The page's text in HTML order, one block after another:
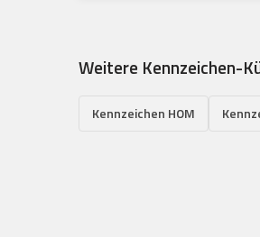
Weitere Kennzeichen-
Kennzeichen HOM